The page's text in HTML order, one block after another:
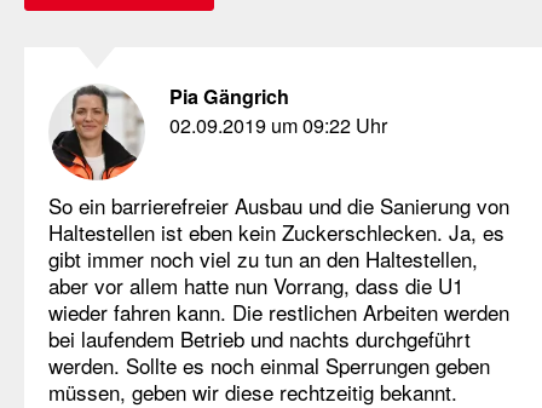
Pia Gängrich
02.09.2019 um 09:22 Uhr
So ein barrierefreier Ausbau und die Sanierung von
Haltestellen ist eben kein Zuckerschlecken. Ja, es
gibt immer noch viel zu tun an den Haltestellen,
aber vor allem hatte nun Vorrang, dass die U1
wieder fahren kann. Die restlichen Arbeiten werden
bei laufendem Betrieb und nachts durchgeführt
werden. Sollte es noch einmal Sperrungen geben
müssen, geben wir diese rechtzeitig bekannt.